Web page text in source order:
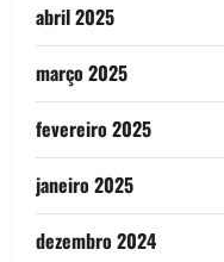
abril 2025
março 2025
fevereiro 2025
janeiro 2025
dezembro 2024